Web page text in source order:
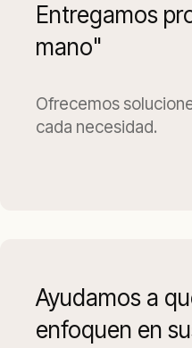
Entregamos
mano"
Ofrecemos
cada necesidad.
Ayudamos a
enfoquen en